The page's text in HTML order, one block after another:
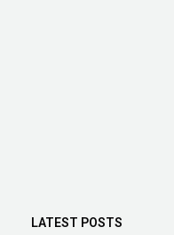
LATEST POSTS